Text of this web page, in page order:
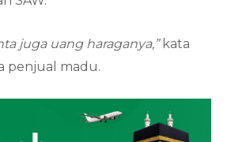
juga uang haraganya,”kata
penjual madu.